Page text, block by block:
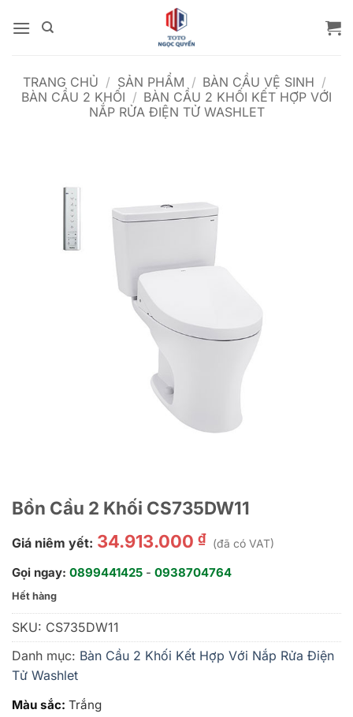
qua
TRANG CHỦ / SẢN PHẨM / BÀN CẦU VỆ SINH /
BÀN CẦU 2 KHỐI / BÀN CẦU 2 KHỐI KẾT HỢP VỚI
NẮP RỬA ĐIỆN TỬ WASHLET
Bồn Cầu 2 Khối CS735DW11
Giá niêm yết: 34.913.000 ₫ (đã có VAT)
Gọi ngay: 0899441425 - 0938704764
Hết hàng
SKU: CS735DW11
Danh mục: Bàn Cầu 2 Khối Kết Hợp Với Nắp Rửa Điện
Tử Washlet
Màu sắc: Trắng